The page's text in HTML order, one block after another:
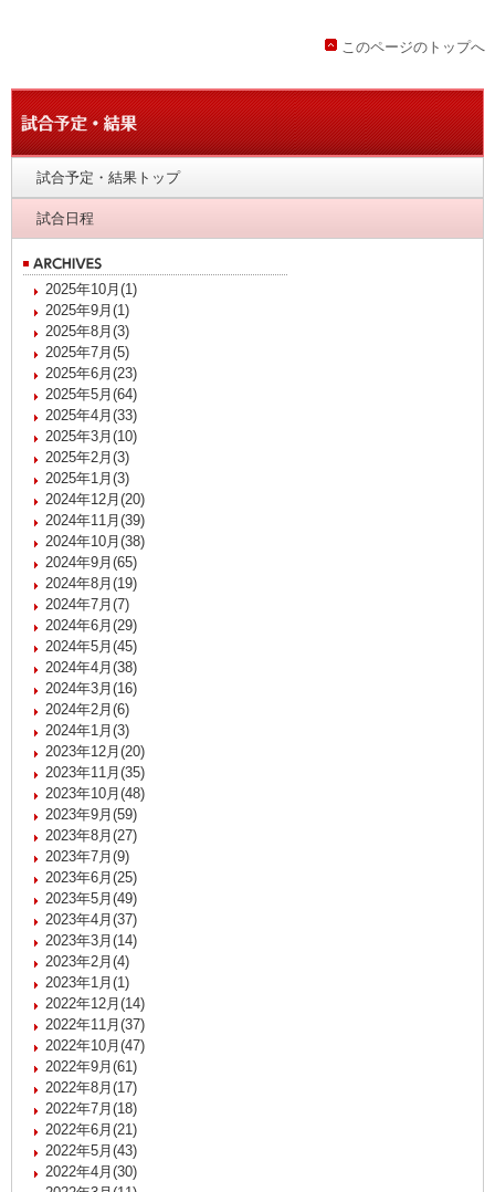
このページのトップへ
試合予定・結果トップ
試合日程
2025年10月(1)
2025年9月(1)
2025年8月(3)
2025年7月(5)
2025年6月(23)
2025年5月(64)
2025年4月(33)
2025年3月(10)
2025年2月(3)
2025年1月(3)
2024年12月(20)
2024年11月(39)
2024年10月(38)
2024年9月(65)
2024年8月(19)
2024年7月(7)
2024年6月(29)
2024年5月(45)
2024年4月(38)
2024年3月(16)
2024年2月(6)
2024年1月(3)
2023年12月(20)
2023年11月(35)
2023年10月(48)
2023年9月(59)
2023年8月(27)
2023年7月(9)
2023年6月(25)
2023年5月(49)
2023年4月(37)
2023年3月(14)
2023年2月(4)
2023年1月(1)
2022年12月(14)
2022年11月(37)
2022年10月(47)
2022年9月(61)
2022年8月(17)
2022年7月(18)
2022年6月(21)
2022年5月(43)
2022年4月(30)